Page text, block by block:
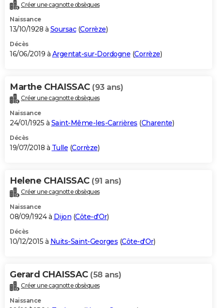
Créer une cagnotte obsèques
Naissance
13/10/1928 à Soursac(Corrèze)
Décès
16/06/2019 à Argentat-sur-Dordogne (Corrèze)
Marthe CHAISSAC (93 ans)
Créer une cagnotte obsèques
Naissance
24/01/1925 à Saint-Même-les-Carrières (Charente)
Décès
19/07/2018 à Tulle (Corrèze)
Helene CHAISSAC (91 ans)
Créer une cagnotte obsèques
Naissance
08/09/1924 à Dijon (Côte-d'Or)
Décès
10/12/2015 à Nuits-Saint-Georges (Côte-d'Or)
Gerard CHAISSAC (58 ans)
Créer une cagnotte obsèques
Naissance